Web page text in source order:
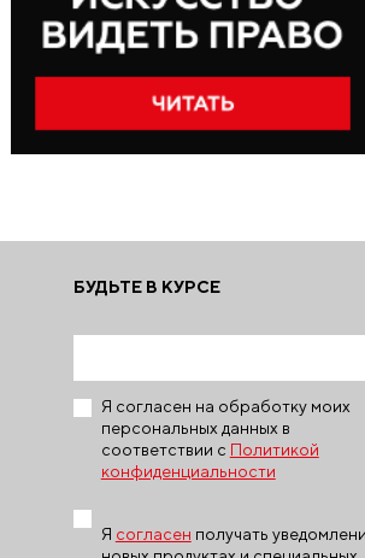
БУДЬТЕ В КУРСЕ
Я согласен на обработку моих
персональных данных в
соответствии с Политикой
конфиденциальности
Я согласен получать